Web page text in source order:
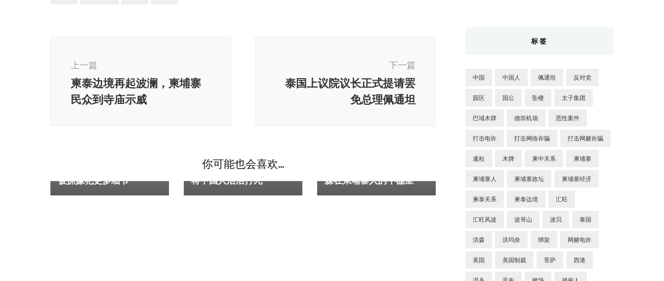
上一篇
柬泰边境再起波澜，柬埔寨
民众到寺庙示威
下一篇
泰国上议院议长正式提请罢
免总理佩通坦
你可能也会喜欢...
被抓嫌犯更多细节
太子集团金运园区血案：1
名主管带14名柬埔寨保安
将中国人活活打死
躲在柬埔寨人的牛棚里
标签
中国 中国人 佩通坦 反对党
园区 国公 坠楼 太子集团
巴域木牌 德崇机场 恶性案件
打击电诈 打击网络诈骗 打击网赌诈骗
暹粒 木牌 柬中关系 柬埔寨
柬埔寨人 柬埔寨政坛 柬埔寨经济
柬泰关系 柬泰边境 汇旺
汇旺风波 波哥山 波贝 泰国
洪森 洪玛奈 绑架 网赌电诈
美国 美国制裁 菩萨 西港